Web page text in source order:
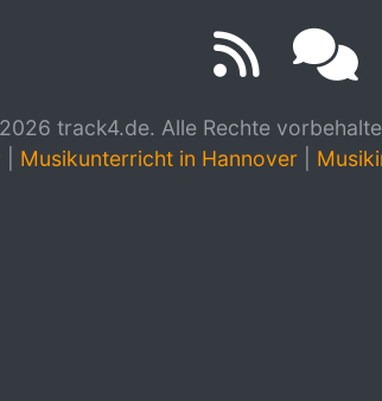
track4.de. Alle Rechte
Musikunterricht in Hannover